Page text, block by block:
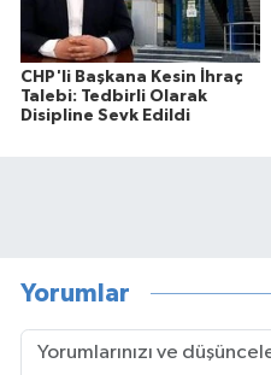
CHP'li Başkana Kesin İhraç
Talebi: Tedbirli Olarak
Disipline Sevk Edildi
Yorumlar